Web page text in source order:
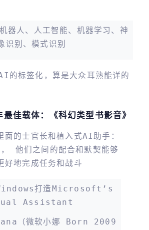
人、人工智能、机器学习、神
识别、模式识别
的标签化，算是大众耳熟能详的
佳载体：《科幻类型书影音》
面的士官长和植入式AI助手：
他们之间的配合和默契能够
好地完成任务和战斗
打造Microsoft’s
Assistant
（微软小娜 Born 2009